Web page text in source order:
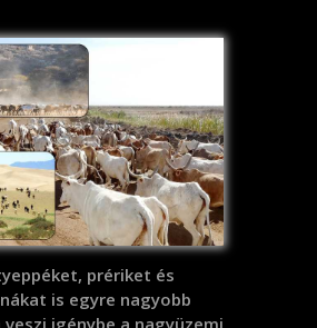
prériket és
is egyre nagyobb
igénybe a nagyüzemi